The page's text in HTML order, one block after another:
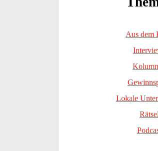
Aus dem
Lokale
Rätsel